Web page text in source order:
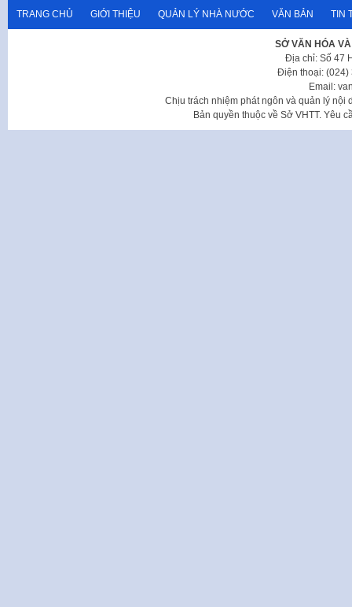
TRANG CHỦ GIỚI THIỆU QUẢN LÝ NHÀ NƯỚC VĂN BẢN TIN
SỞ VĂN HÓA
Địa chỉ: Số 47
Điện thoại: (024)
Email:
Chịu trách nhiệm phát ngôn và quản lý nội
Bản quyền thuộc về Sở VHTT. Yêu